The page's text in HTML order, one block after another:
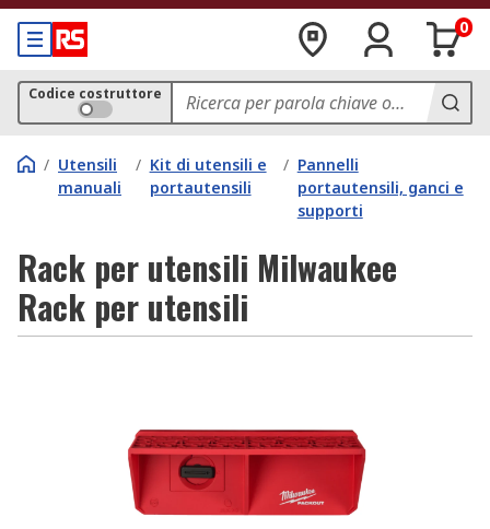
0
Codice costruttore
/ Utensili
manuali
/ Kit di utensili e
portautensili
/ Pannelli
portautensili, ganci e
supporti
Rack per utensili Milwaukee
Rack per utensili